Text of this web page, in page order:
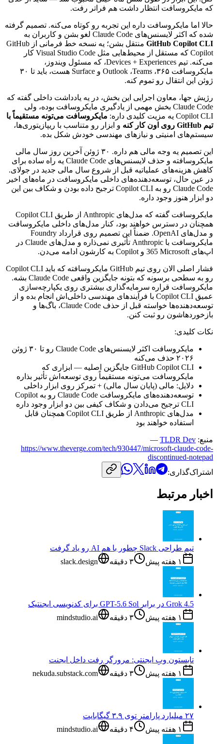
که مایکروسافت انتظار داشت هم فراتر رفت.
حالا اما مایکروسافت داره این تجربه رو کوتاه می‌کنه. تصمیم گرفته
شده که اکثر لایسنس‌های Claude Code لغو بشن و کاربران به
GitHub Copilot CLI منتقل بشن؛ یه نسخه خط فرمانی از GitHub
Copilot که مستقل از محیط‌هایی مثل Visual Studio Code کار
می‌کنه. تیم Experiences
+
Devices، که مسئول ویندوز،
مایکروسافت ۳۶۵، Teams، Outlook و Surface هست، باید تا ۳۰
ژوئن این انتقال رو تموم کنه.
رژیش جها، معاون اجرایی این بخش، در یه یادداشت داخلی گفته که
Claude Code بخش مهمی از یادگیری مایکروسافت بوده، ولی
Copilot CLI یه مزیت کلیدی داره: مایکروسافت می‌تونه مستقیماً با
تیم GitHub روی اون کار کنه و ابزار رو متناسب با ریپازیتوری‌ها،
سیستم‌های امنیتی و نیازهای مهندسی خودش شکل بده.
این تصمیم یه وجه مالی هم داره. ۳۰ ژوئن آخرین روز سال مالی
مایکروسافته و حذف لایسنس‌های Claude Code یه راه ساده برای
کاهش هزینه‌های عملیاتیه قبل از شروع سال مالی جدید در جولای.
در
عین حال، توسعه‌دهنده‌های داخلی مایکروسافت در ماه‌های اخیر
Claude Code رو به Copilot CLI ترجیح داده بودن و شکاف بین این
دو ابزار هنوز وجود داره.
مایکروسافت گفته که مدل‌های Anthropic از طریق Copilot CLI
همچنان در دسترس خواهند بود، کنار مدل‌های داخلی مایکروسافت
و مدل‌های OpenAI
. ضمناً این تصمیم روی قرارداد Foundry
مایکروسافت با Anthropic تأثیری نمی‌ذاره و مدل‌های Claude در
اپ‌های Microsoft
365 و Copilot به کارشون ادامه می‌دن.
فشار اصلی الان روی تیم GitHub مایکروسافته که باید Copilot CLI
رو به سطحی برسونه که بتونه جایگزین واقعی Claude Code بشه.
مایکروسافت قراره سرمایه‌گذاری بیشتری روی یکپارچه‌سازی
عمیق Copilot CLI با فرآیندهای مهندسی داخلی‌اش انجام بده و از
توسعه‌دهنده‌ها خواسته قبل از حذف Claude Code، باگ‌ها و
بازخوردهاشون رو ثبت کنن.
نکات کلیدی:
مایکروسافت اکثر لایسنس‌های Claude Code رو تا ۳۰ ژوئن
۲۰۲۶ حذف می‌کنه
GitHub Copilot CLI جایگزین اصلیه — ابزاری که
مایکروسافت می‌تونه مستقیماً روی توسعه‌اش تأثیر بذاره
دلایل: مالی (پایان سال مالی) + تمرکز روی ابزار داخلی
توسعه‌دهنده‌های مایکروسافت Claude Code رو به Copilot
CLI ترجیح می‌دادن و شکاف کیفی بین دو ابزار وجود داره
مدل‌های Anthropic از طریق Copilot CLI همچنان قابل
استفاده خواهند بود
منبع: TLDR Dev
—
https://www.theverge.com/tech/930447/microsoft-claude-code-
discontinued-notepad
اشتراک‌گذاری:
اخبار مرتبط
تیم طراحی Slack چطور با هم AI رو یاد گرفت
۱ هفته پیش
۳ دقیقه slack.design
Grok 4.5 در برابر GPT-5.6 Sol برای کدنویسی ایجنتیک
۱ هفته پیش
۳ دقیقه mindstudio.ai
تابستون وبِ ایجنتی: مرورگر رفت داخل ایجنت
۱ هفته پیش
۳ دقیقه nekuda.substack.com
۲۷ میلیارد پارامتر توی ۳.۹ گیگابایت
۱ هفته پیش
۴ دقیقه mindstudio.ai